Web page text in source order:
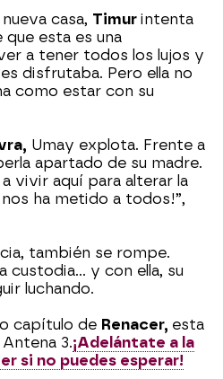
casa, Timur intenta
esta es una
a tener todos los lujos y
disfrutaba. Pero ella no
como estar con su
Umay explota. Frente a
apartado de su madre.
vivir aquí para alterar la
ha metido a todos!”,
también se rompe.
custodia… y con ella, su
luchando.
capítulo de Renacer, esta
Antena 3.¡Adelántate a la
si no puedes esperar!